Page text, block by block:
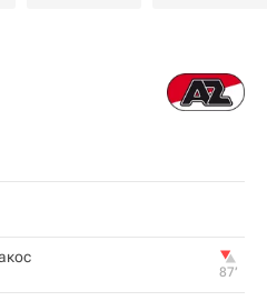
87‎’‎